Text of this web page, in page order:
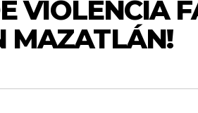
VIOLENCIA
MAZATLÁN!